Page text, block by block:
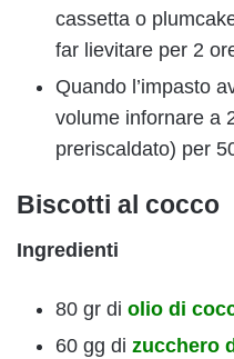
cassetta o
far lievitare per 2
Quando l’impasto
volume infornare a
preriscaldato) per
Biscotti al cocco
Ingredienti
80 gr di olio di
60 gg di zucchero